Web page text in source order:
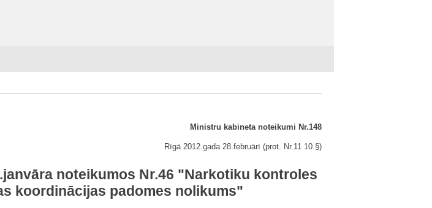
Ministru kabineta noteikumi Nr.148
Rīgā 2012.gada 28.februārī (prot. Nr.11 10.§)
noteikumos Nr.46 "Narkotiku kontroles
koordinācijas padomes nolikums"